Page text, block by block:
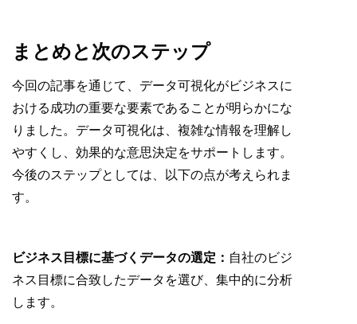
まとめと次のステップ
今回の記事を通じて、データ可視化がビジネスに
おける成功の重要な要素であることが明らかにな
りました。データ可視化は、複雑な情報を理解し
やすくし、効果的な意思決定をサポートします。
今後のステップとしては、以下の点が考えられま
す。
ビジネス目標に基づくデータの選定： 自社のビジ
ネス目標に合致したデータを選び、集中的に分析
します。